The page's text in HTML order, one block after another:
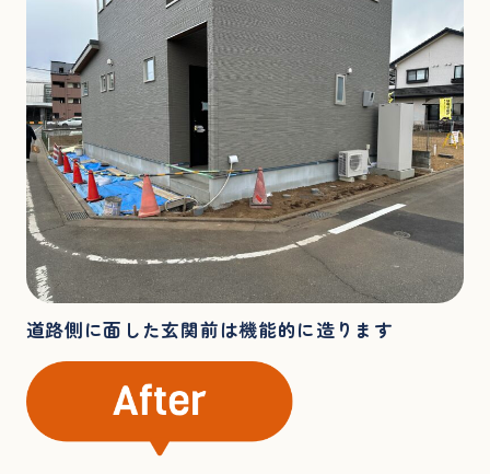
道路側に面した玄関前は機能的に造ります